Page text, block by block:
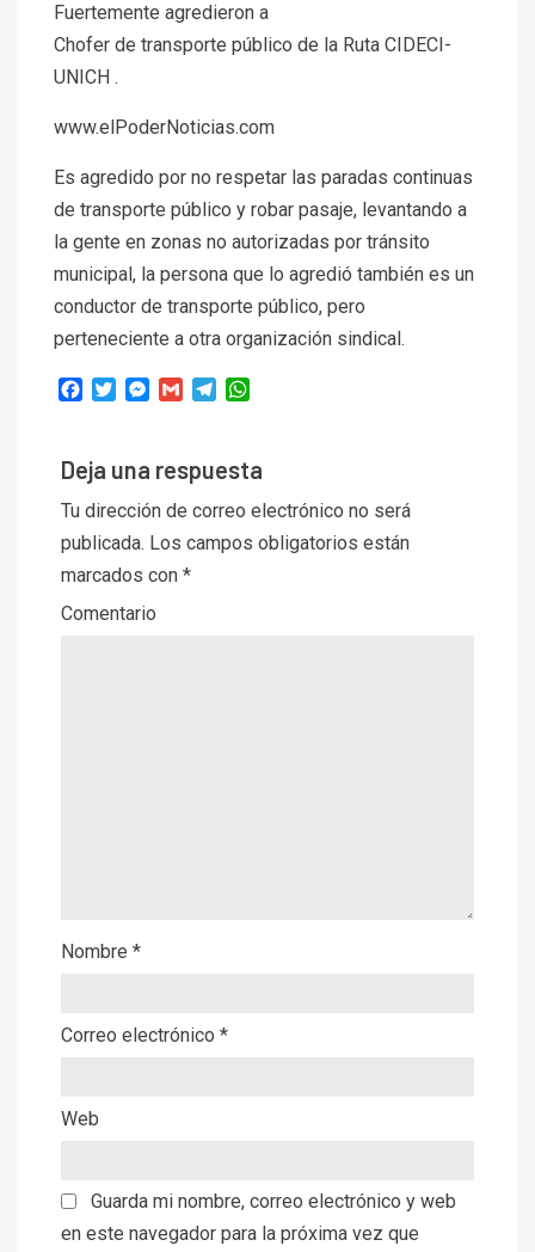
Fuertemente agredieron a
Chofer de transporte público de la Ruta CIDECI-
UNICH .
www.elPoderNoticias.com
Es agredido por no respetar las paradas continuas
de transporte público y robar pasaje, levantando a
la gente en zonas no autorizadas por tránsito
municipal, la persona que lo agredió también es un
conductor de transporte público, pero
perteneciente a otra organización sindical.
Facebook
TwitterMessenger
Gmail Telegram
Deja una respuesta
Tu dirección de correo electrónico no será
publicada. Los campos obligatorios están
marcados con *
Comentario
Nombre *
Correo electrónico *
Web
Guarda mi nombre, correo electrónico y web
en este navegador para la próxima vez que